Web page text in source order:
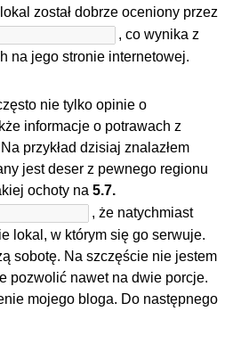
został dobrze oceniony przez
, co wynika z
na jego stronie internetowej.
nie tylko opinie o
informacje o potrawach z
przykład dzisiaj znalazłem
jest deser z pewnego regionu
ochoty na 5.7.
, że natychmiast
lokal, w którym się go serwuje.
sobotę. Na szczęście nie jestem
pozwolić nawet na dwie porcje.
mojego bloga. Do następnego